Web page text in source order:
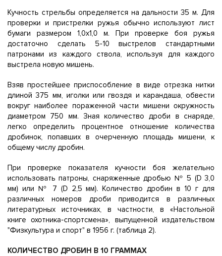
Кучность стрельбы определяется на дальности 35 м. Для
проверки и пристрелки ружья обычно используют лист
бумаги размером 1,0x1,0 м. При проверке боя ружья
достаточно сделать 5-10 выстрелов стандартными
патронами из каждого ствола, используя для каждого
выстрела новую мишень.
Взяв простейшее приспособление в виде отрезка нитки
длиной 375 мм, иголки или гвоздя и карандаша, обвести
вокруг наиболее пораженной части мишени окружность
диаметром 750 мм. Зная количество дроби в снаряде,
легко определить процентное отношение количества
дробинок, попавших в очерченную площадь мишени, к
общему числу дробин.
При проверке показателя кучности боя желательно
использовать патроны, снаряженные дробью № 5 (D 3,0
мм) или № 7 (D 2,5 мм). Количество дробин в 10 г для
различных номеров дроби приводится в различных
литературных источниках, в частности, в «Настольной
книге охотника-спортсмена», выпущенной издательством
"Физкультура и спорт" в 1956 г. (таблица 2).
КОЛИЧЕСТВО ДРОБИН В 10 ГРАММАХ